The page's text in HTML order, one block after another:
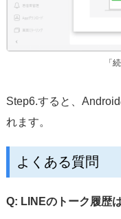
「
Step6.すると、
れます。
よくある質問
Q: LINEのトーク履歴